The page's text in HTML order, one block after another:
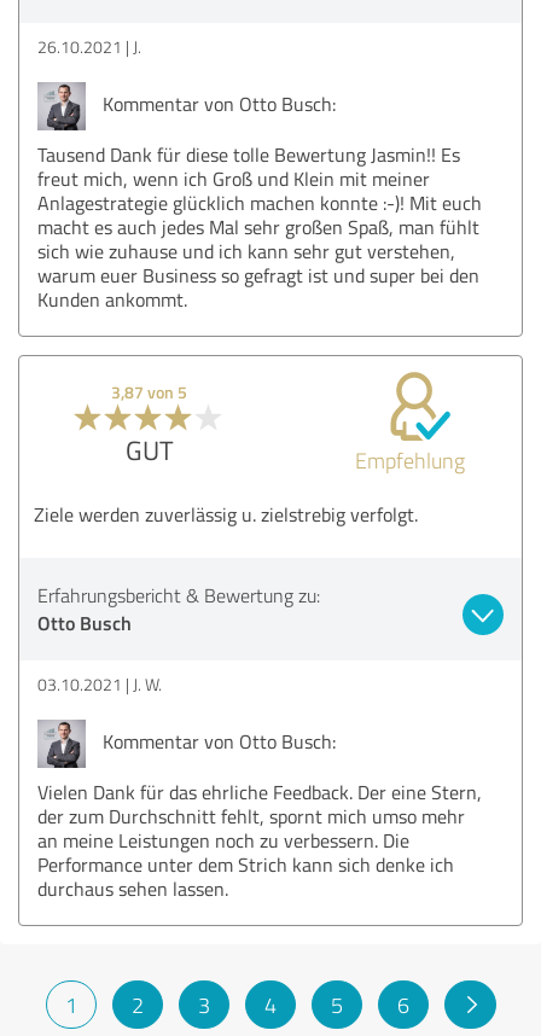
26.10.2021 J.
Kommentar von Otto Busch:
Tausend Dank für diese tolle Bewertung Jasmin!! Es
freut mich, wenn ich Groß und Klein mit meiner
Anlagestrategie glücklich machen konnte :-)! Mit euch
macht es auch jedes Mal sehr großen Spaß, man fühlt
sich wie zuhause und ich kann sehr gut verstehen,
warum euer Business so gefragt ist und super bei den
Kunden ankommt.
3,87 von 5
GUT Empfehlung
Ziele werden zuverlässig u. zielstrebig verfolgt.
Erfahrungsbericht & Bewertung zu:
Otto Busch
03.10.2021 J. W.
Kommentar von Otto Busch:
Vielen Dank für das ehrliche Feedback. Der eine Stern,
der zum Durchschnitt fehlt, spornt mich umso mehr
an meine Leistungen noch zu verbessern. Die
Performance unter dem Strich kann sich denke ich
durchaus sehen lassen.
1 2 3 4 5 6